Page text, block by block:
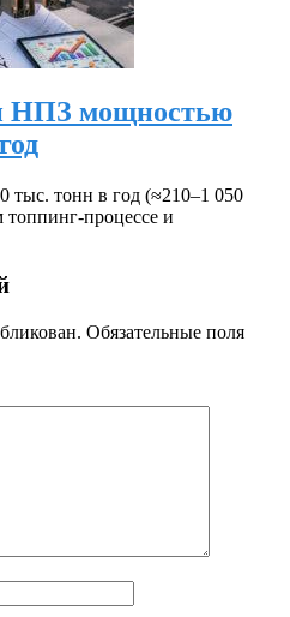
НПЗ мощностью
тонн в год (≈210–1 050
и
Обязательные поля